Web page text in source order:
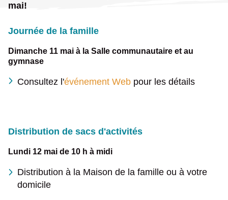
mai!
Journée de la famille
Dimanche 11 mai à la Salle communautaire et au
gymnase
Consultez l'événement Webpour les détails
Distribution de sacs d'activités
Lundi 12 mai de 10 h à midi
Distribution à la Maison de la famille ou à votre
domicile